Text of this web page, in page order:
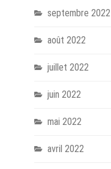
septembre 2022
août 2022
juillet 2022
juin 2022
mai 2022
avril 2022